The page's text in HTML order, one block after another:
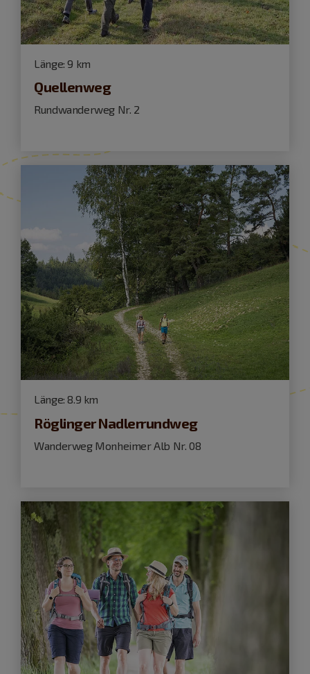
Länge: 9 km
Quellenweg
Rundwanderweg Nr. 2
Länge: 8.9 km
Röglinger Nadlerrundweg
Wanderweg Monheimer Alb Nr. 08